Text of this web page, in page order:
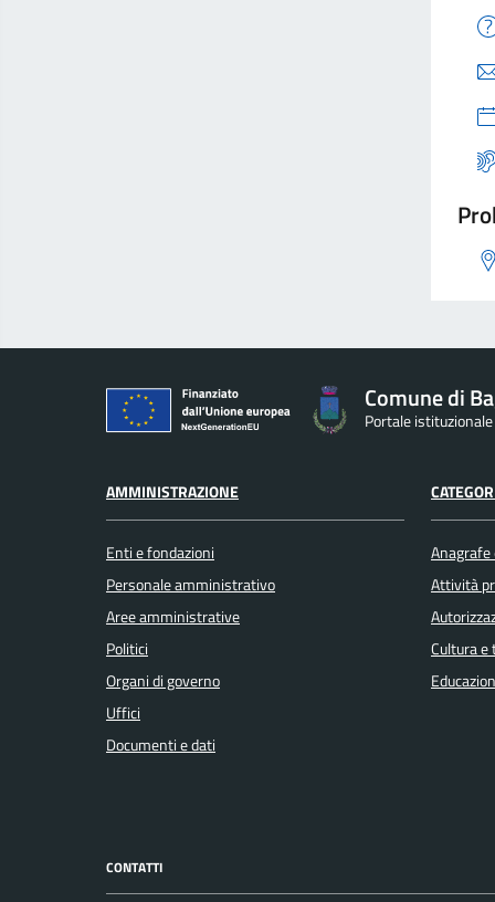
Comune di
Portale
AMMINISTRAZIONE
Enti e fondazioni
Personale amministrativo
Aree amministrative
Politici
Organi di governo
Uffici
Documenti e dati
Attività
Cultura e
CONTATTI